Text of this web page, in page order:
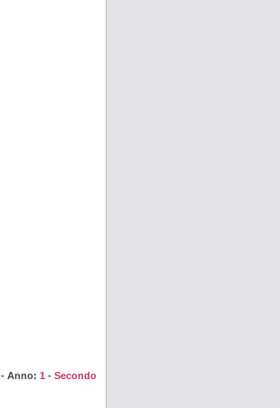
- Anno: 1 - Secondo